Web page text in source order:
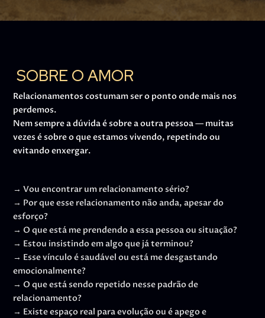
SOBRE O AMOR
Relacionamentos costumam ser o ponto onde mais nos
perdemos.
Nem sempre a dúvida é sobre a outra pessoa — muitas
vezes é sobre o que estamos vivendo, repetindo ou
evitando enxergar.
→ Vou encontrar um relacionamento sério?
→ Por que esse relacionamento não anda, apesar do
esforço?
→ O que está me prendendo a essa pessoa ou situação?
→ Estou insistindo em algo que já terminou?
→ Esse vínculo é saudável ou está me desgastando
emocionalmente?
→ O que está sendo repetido nesse padrão de
relacionamento?
→ Existe espaço real para evolução ou é apego e